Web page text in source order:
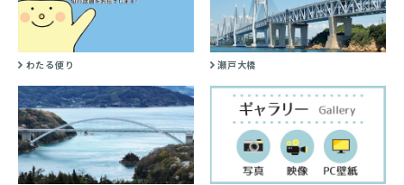
わたる便り 瀬戸大橋